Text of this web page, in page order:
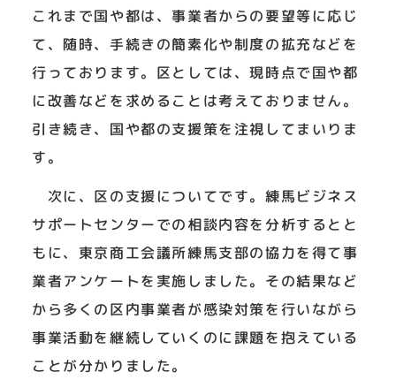
これまで国や都は、事業者からの要望等に応じ
て、随時、手続きの簡素化や制度の拡充などを
行っております。区としては、現時点で国や都
に改善などを求めることは考えておりません。
引き続き、国や都の支援策を注視してまいりま
す。
次に、区の支援についてです。練馬ビジネス
サポートセンターでの相談内容を分析するとと
もに、東京商工会議所練馬支部の協力を得て事
業者アンケートを実施しました。その結果など
から多くの区内事業者が感染対策を行いながら
事業活動を継続していくのに課題を抱えている
ことが分かりました。